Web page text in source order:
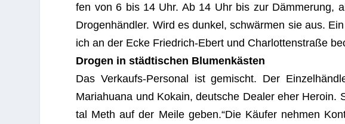
fen von 6 bis 14 Uhr. Ab 14 Uhr bis zur Dämmerung,
Drogenhändler. Wird es dun­kel, schwärmen sie aus.
ich an der Ecke Fried­rich-Ebert und Char­lot­ten­straße
Dro­gen in städtischen Blumenkästen
Das Ver­kaufs-Per­so­nal ist gemischt. Der
Maria­huana und Kokain, deut­sche Dea­ler eher
tal Meth auf der Meile geben.“Die Käufer neh­men